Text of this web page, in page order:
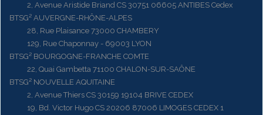
2, Avenue Aristide Briand CS 30751 06605 ANTIBES Cedex
BTSG² AUVERGNE-RHÔNE-ALPES
28, Rue Plaisance 73000 CHAMBERY
129, Rue Chaponnay - 69003 LYON
BTSG² BOURGOGNE-FRANCHE COMTE
22, Quai Gambetta 71100 CHALON-SUR-SAÔNE
BTSG² NOUVELLE AQUITAINE
2, Avenue Thiers CS 30159 19104 BRIVE CEDEX
19, Bd. Victor Hugo CS 20206 87006 LIMOGES CEDEX 1